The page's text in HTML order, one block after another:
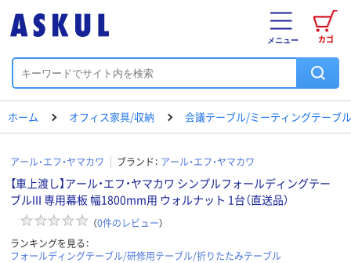
カゴ
メニュー
ホーム オフィス家具/収納 会議テーブル/ミーティングテーブル
アール・エフ・ヤマカワ ブランド： アール・エフ・ヤマカワ
【車上渡し】アール・エフ・ヤマカワ シンプルフォールディングテー
ブルIII 専用幕板 幅1800mm用 ウォルナット 1台（直送品）
（0件のレビュー）
ランキングを見る：
フォールディングテーブル/研修用テーブル/折りたたみテーブル